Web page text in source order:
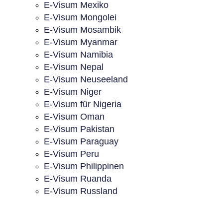
E-Visum Mexiko
E-Visum Mongolei
E-Visum Mosambik
E-Visum Myanmar
E-Visum Namibia
E-Visum Nepal
E-Visum Neuseeland
E-Visum Niger
E-Visum für Nigeria
E-Visum Oman
E-Visum Pakistan
E-Visum Paraguay
E-Visum Peru
E-Visum Philippinen
E-Visum Ruanda
E-Visum Russland